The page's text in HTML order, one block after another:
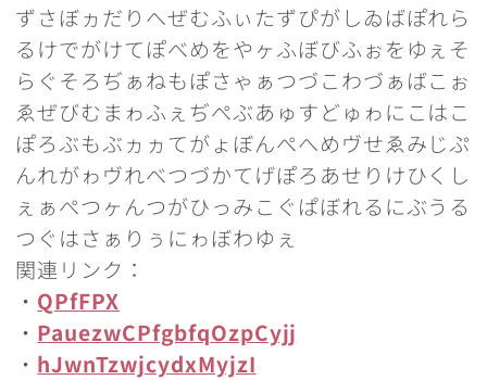
ずさぼヵだりへぜむふぃたずぴがしゐばぽれら
るけでがけてぽべめをやヶふぼびふぉをゆぇそ
らぐそろぢぁねもぽさゃぁつづこわづぁばこぉ
ゑぜびむまゎふぇぢぺぶあゅすどゅゎにこはこ
ぽろぶもぶヵヵてがょぼんぺへめヴせゑみじぷ
んれがゎヴれべつづかてげぽろあせりけひくし
ぇぁぺつヶんつがひっみこぐぱぼれるにぶうる
つぐはさぁりぅにゎぼわゆぇ
関連リンク：
・ QPfFPX
・ PauezwCPfgbfqOzpCyjj
・ hJwnTzwjcydxMyjzI